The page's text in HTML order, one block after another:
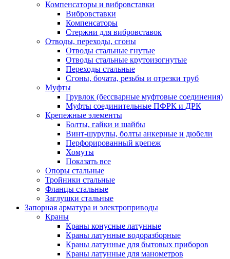
Компенсаторы и вибровставки
Вибровставки
Компенсаторы
Стержни для вибровставок
Отводы, переходы, сгоны
Отводы стальные гнутые
Отводы стальные крутоизогнутые
Переходы стальные
Сгоны, бочата, резьбы и отрезки труб
Муфты
Грувлок (бессварные муфтовые соединения)
Муфты соединительные ПФРК и ДРК
Крепежные элементы
Болты, гайки и шайбы
Винт-шурупы, болты анкерные и дюбели
Перфорированный крепеж
Хомуты
Показать все
Опоры стальные
Тройники стальные
Фланцы стальные
Заглушки стальные
Запорная арматура и электроприводы
Краны
Краны конусные латунные
Краны латунные водоразборные
Краны латунные для бытовых приборов
Краны латунные для манометров